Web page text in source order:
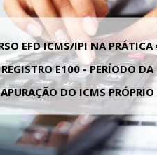
CURSO EFD ICMS/
REGISTRO 1010 -
REGISTROS